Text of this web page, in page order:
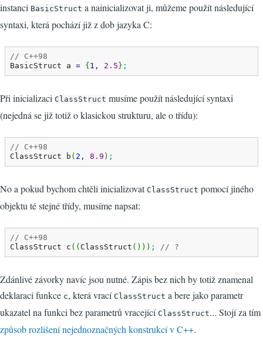
instanci BasicStruct a nainicializovat ji, můžeme použít následující
syntaxi, která pochází již z dob jazyka C:
// C++98
BasicStruct a = { 1 , 2.5 } ;
Při inicializaci ClassStruct musíme použít následující syntaxi
(nejedná se již totiž o klasickou strukturu, ale o třídu):
// C++98
ClassStruct b ( 2 , 8.9 ) ;
No a pokud bychom chtěli inicializovat ClassStruct pomocí jiného
objektu té stejné třídy, musíme napsat:
// C++98
ClassStruct c ( ( ClassStruct ( ) ) ) ; // ?
Zdánlivé závorky navíc jsou nutné. Zápis bez nich by totiž znamenal
deklaraci funkce c, která vrací ClassStruct a bere jako parametr
ukazatel na funkci bez parametrů vracející ClassStruct... Stojí za tím
způsob rozlišení nejednoznačných konstrukcí v C++.